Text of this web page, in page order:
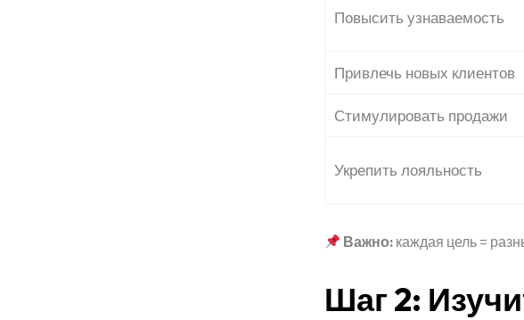
Повысить узнаваемость
Привлечь новых клиентов
Стимулировать продажи
Укрепить лояльность
Важно:каждая цель =
Шаг 2: